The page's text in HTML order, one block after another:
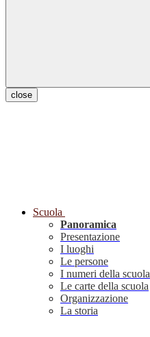
close
Scuola
Panoramica
Presentazione
I luoghi
Le persone
I numeri della scuola
Le carte della scuola
Organizzazione
La storia